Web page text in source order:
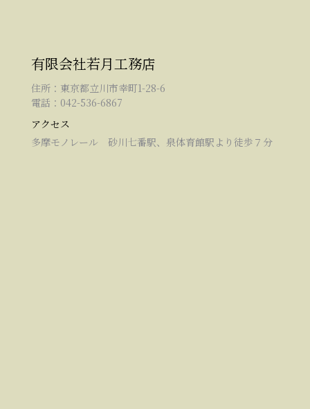
有限会社若月工務店
住所：東京都立川市幸町1-28-6
電話：042-536-6867
アクセス
多摩モノレール 砂川七番駅、泉体育館駅より徒歩７分